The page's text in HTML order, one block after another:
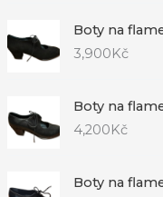
Boty na
3,900Kč
Boty na
4,200Kč
Boty na